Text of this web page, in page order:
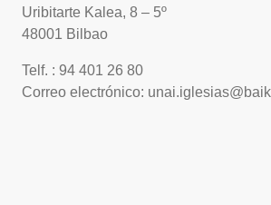
Uribitarte Kalea, 8 – 5º
48001 Bilbao
Telf. : 94 401 26 80
Correo electrónico: